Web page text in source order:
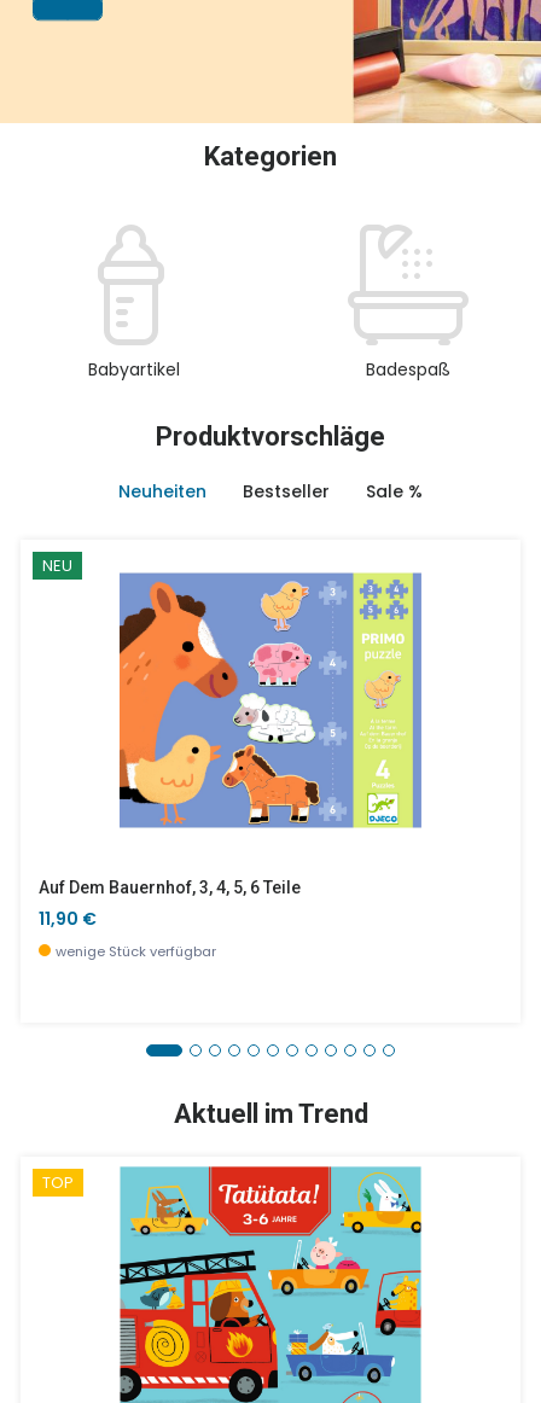
Kategorien
Babyartikel Badespaß
Produktvorschläge
Neuheiten Bestseller Sale %
NEU
Auf Dem Bauernhof, 3, 4, 5, 6 Teile
11,90 €
wenige Stück verfügbar
Aktuell im Trend
TOP